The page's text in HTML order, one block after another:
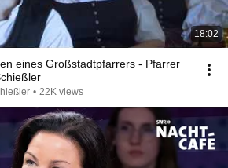
18:02
eines Großstadtpfarrers - Pfarrer
• 22K views